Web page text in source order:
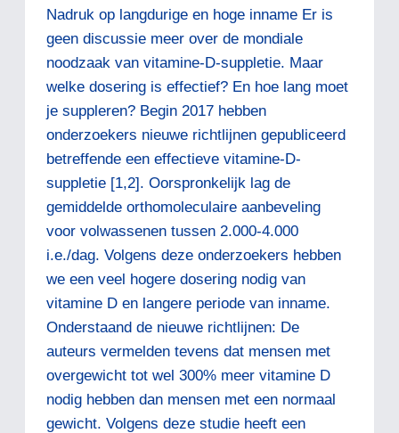
Nadruk op langdurige en hoge inname Er is
geen discussie meer over de mondiale
noodzaak van vitamine-D-suppletie. Maar
welke dosering is effectief? En hoe lang moet
je suppleren? Begin 2017 hebben
onderzoekers nieuwe richtlijnen gepubliceerd
betreffende een effectieve vitamine-D-
suppletie [1,2]. Oorspronkelijk lag de
gemiddelde orthomoleculaire aanbeveling
voor volwassenen tussen 2.000-4.000
i.e./dag. Volgens deze onderzoekers hebben
we een veel hogere dosering nodig van
vitamine D en langere periode van inname.
Onderstaand de nieuwe richtlijnen: De
auteurs vermelden tevens dat mensen met
overgewicht tot wel 300% meer vitamine D
nodig hebben dan mensen met een normaal
gewicht. Volgens deze studie heeft een